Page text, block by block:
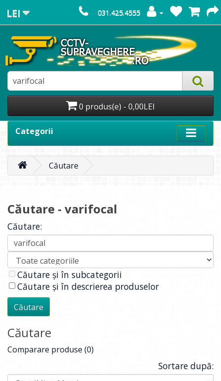
LEI 031.425.4555
0 produs(e) - 0,00LEI
Categorii
Căutare
Căutare - varifocal
Căutare:
Căutare și în subcategorii
Căutare și în descrierea produselor
Căutare
Comparare produse (0)
Sortare după: